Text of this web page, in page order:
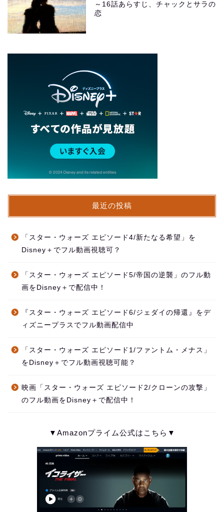
～16話あらすじ、チャックとサラの
恋
最近の投稿
「スター・ウォーズ エピソード4/新たなる希望」を
Disney＋でフル動画視聴可？
「スター・ウォーズ エピソード5/帝国の逆襲」のフル動
画をDisney＋で配信中！
『スター・ウォーズ エピソード6/ジェダイの帰還』をデ
ィズニープラスでフル動画配信中
「スター・ウォーズ エピソード1/ファントム・メナス」
をDisney＋でフル動画視聴可能？
映画「スター・ウォーズ エピソード2/クローンの攻撃」
のフル動画をDisney＋で配信中！
▼Amazonプライム公式はこちら▼